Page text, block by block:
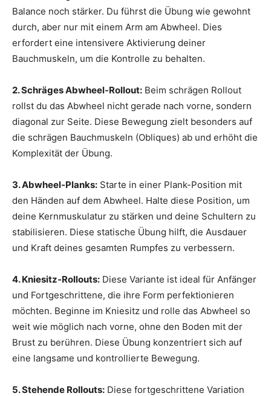
Balance noch stärker. Du führst die Übung wie gewohnt
durch, aber nur mit einem Arm am Abwheel. Dies
erfordert eine intensivere Aktivierung deiner
Bauchmuskeln, um die Kontrolle zu behalten.
2. Schräges Abwheel-Rollout: Beim schrägen Rollout
rollst du das Abwheel nicht gerade nach vorne, sondern
diagonal zur Seite. Diese Bewegung zielt besonders auf
die schrägen Bauchmuskeln (Obliques) ab und erhöht die
Komplexität der Übung.
3. Abwheel-Planks: Starte in einer Plank-Position mit
den Händen auf dem Abwheel. Halte diese Position, um
deine Kernmuskulatur zu stärken und deine Schultern zu
stabilisieren. Diese statische Übung hilft, die Ausdauer
und Kraft deines gesamten Rumpfes zu verbessern.
4. Kniesitz-Rollouts: Diese Variante ist ideal für Anfänger
und Fortgeschrittene, die ihre Form perfektionieren
möchten. Beginne im Kniesitz und rolle das Abwheel so
weit wie möglich nach vorne, ohne den Boden mit der
Brust zu berühren. Diese Übung konzentriert sich auf
eine langsame und kontrollierte Bewegung.
5. Stehende Rollouts: Diese fortgeschrittene Variation